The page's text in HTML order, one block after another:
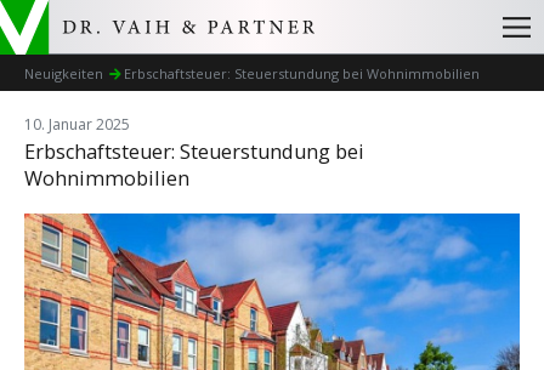
Neuigkeiten Erbschaftsteuer: Steuerstundung bei Wohnimmobilien
10. Januar 2025
Erbschaftsteuer: Steuerstundung bei
Wohnimmobilien